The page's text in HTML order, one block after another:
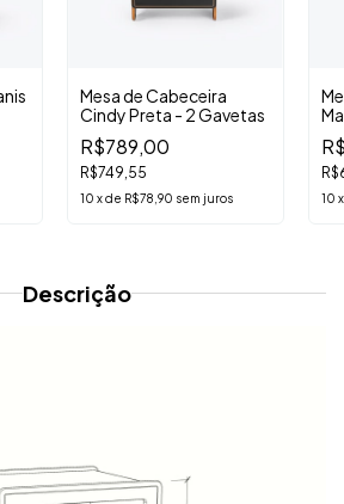
Mesa de Cabeceira
Cindy Preta - 2 Gavetas
R$789,00
R$749,55
10 xde R$78,90 sem juros 10
Descrição